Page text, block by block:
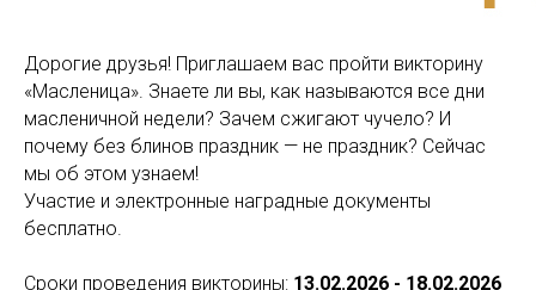
Дорогие друзья! Приглашаем вас пройти викторину
«Масленица». Знаете ли вы, как называются все дни
масленичной недели? Зачем сжигают чучело? И
почему без блинов праздник — не праздник? Сейчас
мы об этом узнаем!
Участие и электронные наградные документы
бесплатно.
Сроки проведения викторины: 13.02.2026 - 18.02.2026